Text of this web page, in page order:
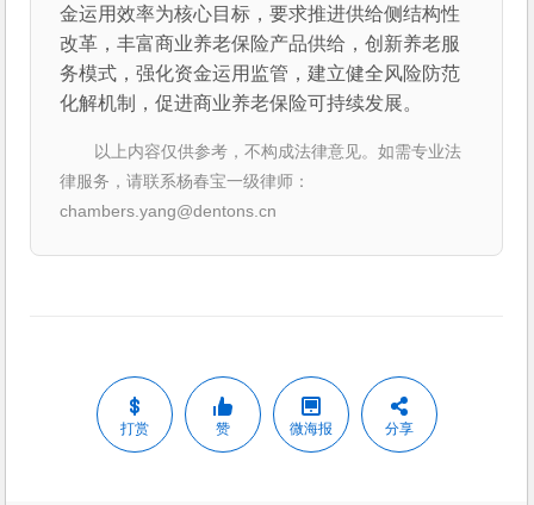
金运用效率为核心目标，要求推进供给侧结构性
改革，丰富商业养老保险产品供给，创新养老服
务模式，强化资金运用监管，建立健全风险防范
化解机制，促进商业养老保险可持续发展。
以上内容仅供参考，不构成法律意见。如需专业法
律服务，请联系杨春宝一级律师：
chambers.yang@dentons.cn
打赏 赞 微海报 分享